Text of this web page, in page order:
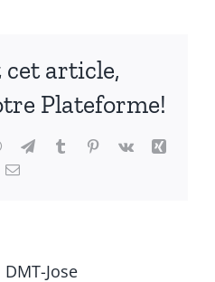
cet article,
Plateforme!
WhatsApp
TelegramTumblrPinterest
Vk
Xing
Email
DMT-Jose